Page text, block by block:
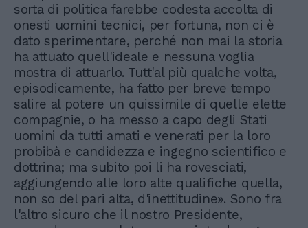
sorta di politica farebbe codesta accolta di
onesti uomini tecnici, per fortuna, non ci è
dato sperimentare, perché non mai la storia
ha attuato quell'ideale e nessuna voglia
mostra di attuarlo. Tutt'al più qualche volta,
episodicamente, ha fatto per breve tempo
salire al potere un quissimile di quelle elette
compagnie, o ha messo a capo degli Stati
uomini da tutti amati e venerati per la loro
probibà e candidezza e ingegno scientifico e
dottrina; ma subito poi li ha rovesciati,
aggiungendo alle loro alte qualifiche quella,
non so del pari alta, d'inettitudine». Sono fra
l'altro sicuro che il nostro Presidente,